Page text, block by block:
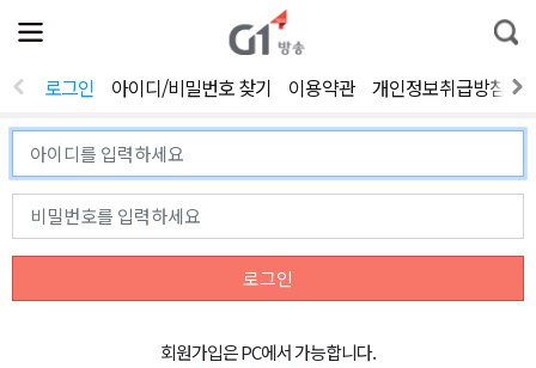
전
체
뉴
열
통
합
색
로그인 아이디/비밀번호 찾기 이용약관 개인정보취급방침
로그인
회원가입은 PC에서 가능합니다.